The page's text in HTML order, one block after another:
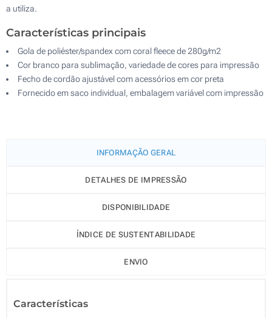
a utiliza.
Características principais
Gola de poliéster/spandex com coral fleece de 280g/m2
Cor branco para sublimação, variedade de cores para impressão
Fecho de cordão ajustável com acessórios em cor preta
Fornecido em saco individual, embalagem variável com impressão
INFORMAÇÃO GERAL
DETALHES DE IMPRESSÃO
DISPONIBILIDADE
ÍNDICE DE SUSTENTABILIDADE
ENVIO
Características